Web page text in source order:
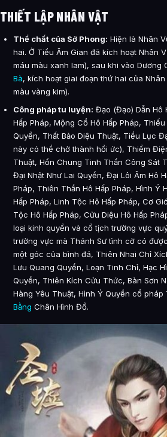
THIẾT LẬP NHÂN VẬT
Thể chất của Sở Phong: Hiện là Nhân
hai. Ở Tiểu Âm Gian đã kích hoạt Nhân
máu màu xanh lam), sau khi vào Dương
Bà, kích hoạt giai đoạn thứ hai của
màu vàng kim).
Công pháp tu luyện: Đạo (Đạo) Dẫn Hô
Hấp Pháp, Mộng Cổ Hô Hấp Pháp,
Quyền, Thất Bảo Diệu Thuật, Tiểu Lục
này có thể chờ thành hồi ức), Thiểm
Thuật, Hồn Chung Tinh Thần Công Sát
Đại Nhật Như Lai Quyền, Đại Lôi Âm Hô
Pháp, Thiên Thần Hô Hấp Pháp, Hình Ý
Hấp Pháp, Linh Tộc Hô Hấp Pháp, Cơ
Tộc Hô Hấp Pháp, Cửu Diệu Hô Hấp
loại kinh quyển và cổ tịch trường vực
trường vực mà Thánh Sư tình cờ có
một góc của bình đá, Thiên Nhai Chỉ
Lưu Quang Quyền, Loạn Tinh Chỉ, Hạc
Quyền, Thiên Kích Cửu Thức, Bàn Sơn
Hàng Yêu Thuật, Hình Ý Quyền cổ pháp
Bằng Chân Hình Đồ.